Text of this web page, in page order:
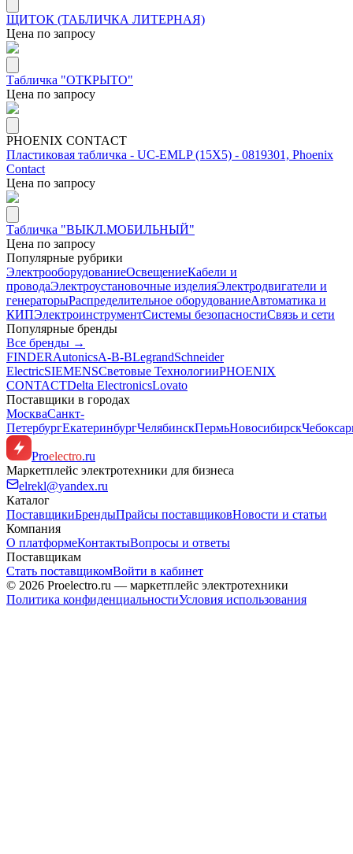
ЩИТОК (ТАБЛИЧКА ЛИТЕРНАЯ)
Цена по запросу
Табличка "ОТКРЫТО"
Цена по запросу
PHOENIX CONTACT
Пластиковая табличка - UC-EMLP (15X5) - 0819301, Phoenix
Contact
Цена по запросу
Табличка "ВЫКЛ.МОБИЛЬНЫЙ"
Цена по запросу
Популярные рубрики
ЭлектрооборудованиеОсвещениеКабели и
проводаЭлектроустановочные изделияЭлектродвигатели и
генераторыРаспределительное оборудованиеАвтоматика и
КИПЭлектроинструментСистемы безопасностиСвязь и сети
Популярные бренды
Все бренды →
FINDERAutonicsA-B-BLegrandSchneider
ElectricSIEMENSСветовые ТехнологииPHOENIX
CONTACTDelta ElectronicsLovato
Поставщики в городах
МоскваСанкт-
ПетербургЕкатеринбургЧелябинскПермьНовосибирск
Proelectro.ru
Маркетплейс электротехники для бизнеса
elrekl@yandex.ru
Каталог
ПоставщикиБрендыПрайсы поставщиковНовости и статьи
Компания
О платформеКонтактыВопросы и ответы
Поставщикам
Стать поставщикомВойти в кабинет
© 2026 Proelectro.ru — маркетплейс электротехники
Политика конфиденциальностиУсловия использования